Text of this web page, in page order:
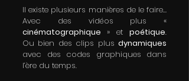
Il existe plusieurs manières de le faire…
cinématographique » et poétique.
Ou bien des clips plus
avec des codes graphiques dans
l’ère du temps.